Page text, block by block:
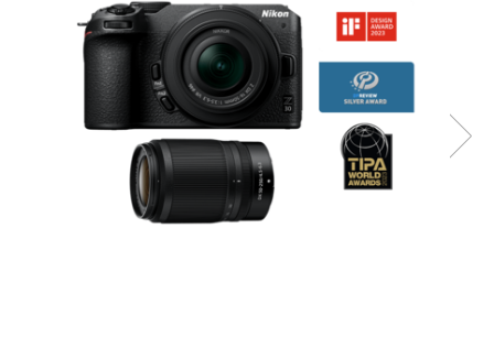
Obiective DSLR
Huse si tocuri protectie obiective
Obiective Cinematice
Teleconvertoare
Adaptoare montura / baioneta
Capace obiectiv si camera